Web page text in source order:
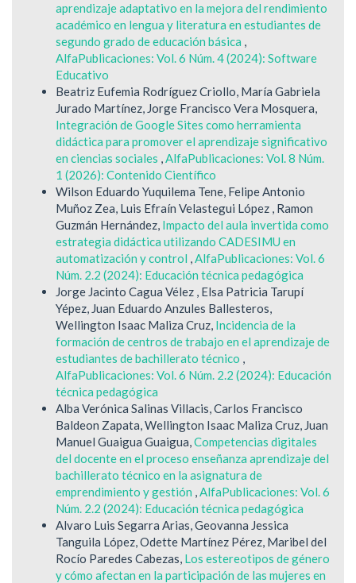
aprendizaje adaptativo en la mejora del rendimiento
académico en lengua y literatura en estudiantes de
segundo grado de educación básica ,
AlfaPublicaciones: Vol. 6 Núm. 4 (2024): Software
Educativo
Beatriz Eufemia Rodríguez Criollo, María Gabriela
Jurado Martínez, Jorge Francisco Vera Mosquera,
Integración de Google Sites como herramienta
didáctica para promover el aprendizaje significativo
en ciencias sociales ,AlfaPublicaciones: Vol. 8 Núm.
1 (2026): Contenido Científico
Wilson Eduardo Yuquilema Tene, Felipe Antonio
Muñoz Zea, Luis Efraín Velastegui López , Ramon
Guzmán Hernández, Impacto del aula invertida como
estrategia didáctica utilizando CADESIMU en
automatización y control ,AlfaPublicaciones: Vol. 6
Núm. 2.2 (2024): Educación técnica pedagógica
Jorge Jacinto Cagua Vélez , Elsa Patricia Tarupí
Yépez, Juan Eduardo Anzules Ballesteros,
Wellington Isaac Maliza Cruz, Incidencia de la
formación de centros de trabajo en el aprendizaje de
estudiantes de bachillerato técnico ,
AlfaPublicaciones: Vol. 6 Núm. 2.2 (2024): Educación
técnica pedagógica
Alba Verónica Salinas Villacis, Carlos Francisco
Baldeon Zapata, Wellington Isaac Maliza Cruz, Juan
Manuel Guaigua Guaigua,Competencias digitales
del docente en el proceso enseñanza aprendizaje del
bachillerato técnico en la asignatura de
emprendimiento y gestión ,AlfaPublicaciones: Vol. 6
Núm. 2.2 (2024): Educación técnica pedagógica
Alvaro Luis Segarra Arias, Geovanna Jessica
Tanguila López, Odette Martínez Pérez, Maribel del
Rocío Paredes Cabezas, Los estereotipos de género
y cómo afectan en la participación de las mujeres en